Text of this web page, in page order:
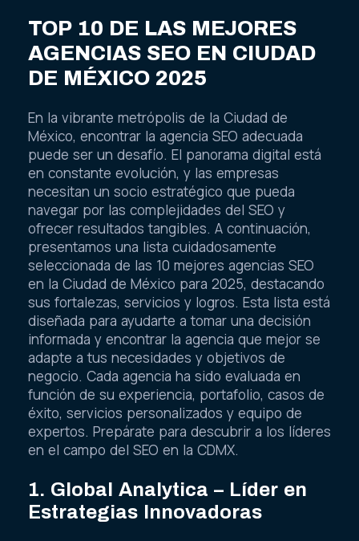
TOP 10 DE LAS MEJORES
AGENCIAS SEO EN CIUDAD
DE MÉXICO 2025
En la vibrante metrópolis de la Ciudad de
México, encontrar la agencia SEO adecuada
puede ser un desafío. El panorama digital está
en constante evolución, y las empresas
necesitan un socio estratégico que pueda
navegar por las complejidades del SEO y
ofrecer resultados tangibles. A continuación,
presentamos una lista cuidadosamente
seleccionada de las 10 mejores agencias SEO
en la Ciudad de México para 2025, destacando
sus fortalezas, servicios y logros. Esta lista está
diseñada para ayudarte a tomar una decisión
informada y encontrar la agencia que mejor se
adapte a tus necesidades y objetivos de
negocio. Cada agencia ha sido evaluada en
función de su experiencia, portafolio, casos de
éxito, servicios personalizados y equipo de
expertos. Prepárate para descubrir a los líderes
en el campo del SEO en la CDMX.
1. Global Analytica – Líder en
Estrategias Innovadoras